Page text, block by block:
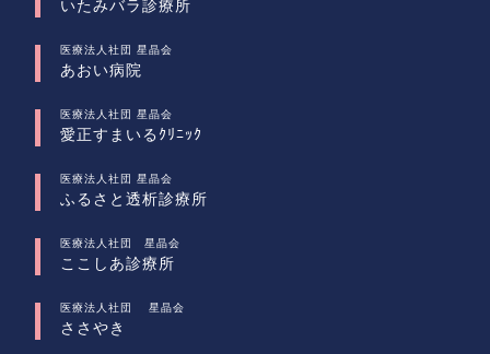
いたみバラ診療所
医療法人社団 星晶会
あおい病院
医療法人社団 星晶会
愛正すまいるｸﾘﾆｯｸ
医療法人社団 星晶会
ふるさと透析診療所
医療法人社団 星晶会
ここしあ診療所
医療法人社団 星晶会
ささやき